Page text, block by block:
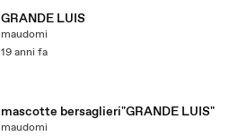
GRANDE LUIS
maudomi
19 anni fa
mascotte bersaglieri"GRANDE LUIS"
maudomi